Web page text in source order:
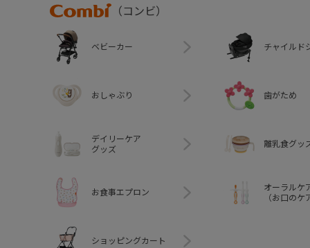
Combi
（コンビ）
ベビーカー チャイルド
おしゃぶり 歯がため
デイリーケア
グッズ
離乳食グッ
お食事エプロン
オーラルケ
（お口のケ
ショッピングカート